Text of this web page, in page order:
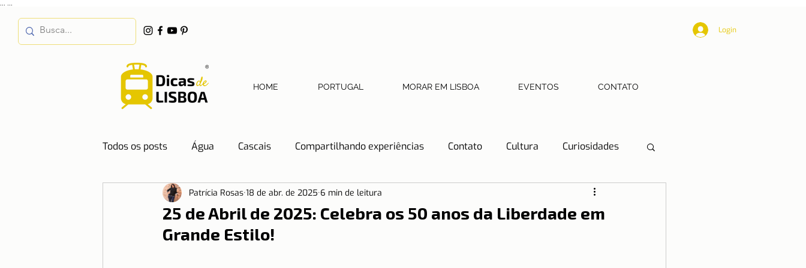
Login
HOME PORTUGAL MORAR EM LISBOA EVENTOS CONTATO
Todos os posts Água Cascais Compartilhando experiências Contato Cultura Curiosidades
Destinos Dicas de Hotéis Dicas de Restaurantes
Emprego Energia Eventos
25 de Abril de 2025: Celebra os 50 anos da Liberdade em
Grande Estilo!
Patrícia Rosas 18 de abr. de 2025 6 min de leitura